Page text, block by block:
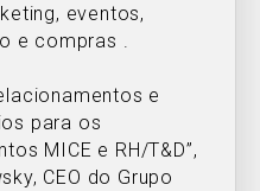
eventos,
e compras .
e
para os
MICE e RH/T&D”,
CEO do Grupo